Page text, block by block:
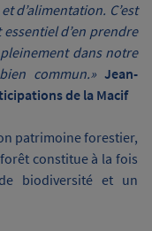
d’alimentation. C’est
d’en prendre
dans notre
commun.» Jean-
de la Macif
patrimoine forestier,
constitue à la fois
biodiversité et un